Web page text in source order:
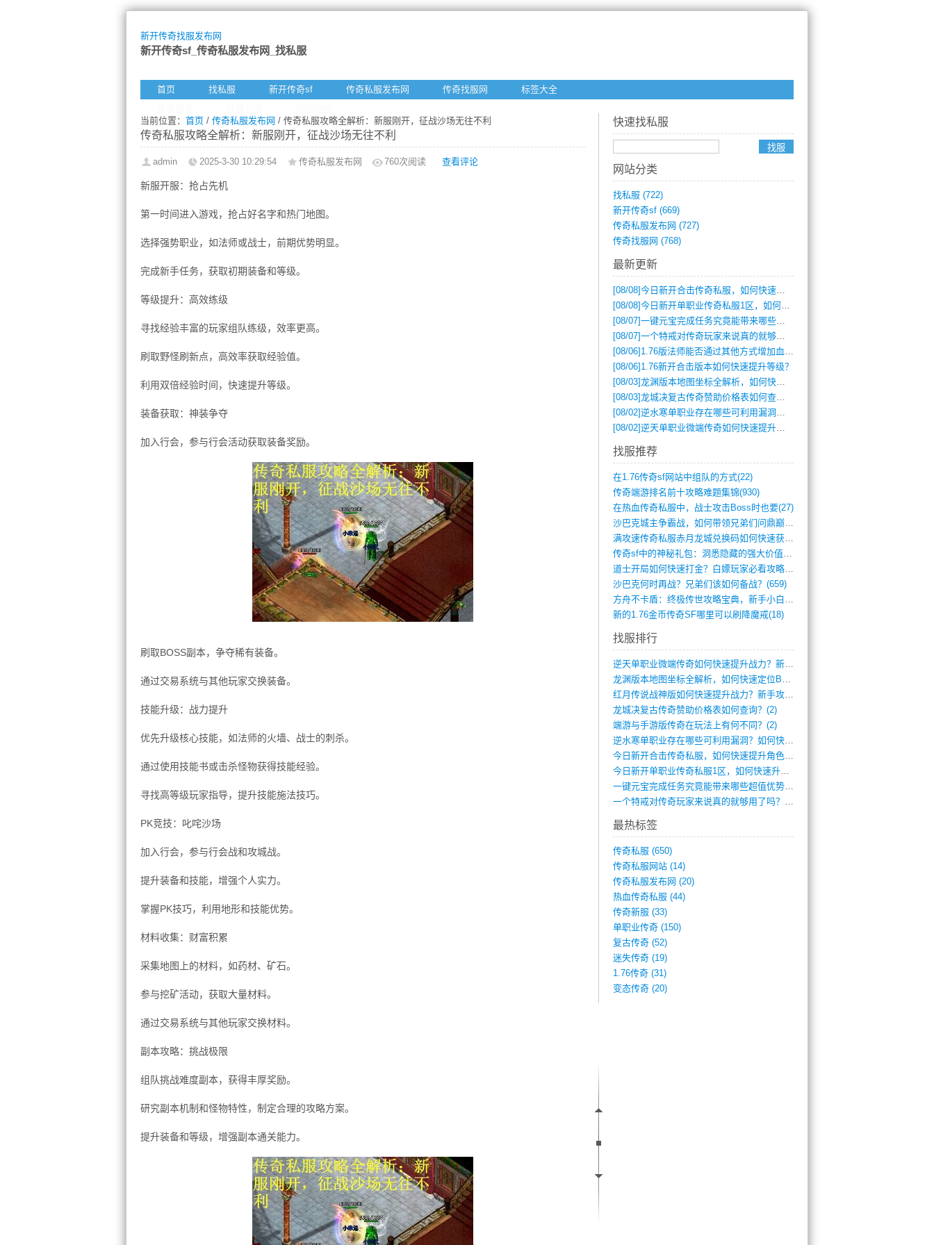
新开传奇找服发布网
新开传奇sf_传奇私服发布网_找私服
首页 找私服 新开传奇sf 传奇私服发布网 传奇找服网
标签大全
当前位置： 首页 / 传奇私服发布网 / 传奇私服攻略全解析：新服刚开，征战沙场无往不利
传奇私服攻略全解析：新服刚开，征战沙场无往不利
admin 2025-3-30 10:29:54 传奇私服发布网 760次阅读 查看评论
新服开服：抢占先机
第一时间进入游戏，抢占好名字和热门地图。
选择强势职业，如法师或战士，前期优势明显。
完成新手任务，获取初期装备和等级。
等级提升：高效练级
寻找经验丰富的玩家组队练级，效率更高。
刷取野怪刷新点，高效率获取经验值。
利用双倍经验时间，快速提升等级。
装备获取：神装争夺
加入行会，参与行会活动获取装备奖励。
刷取BOSS副本，争夺稀有装备。
通过交易系统与其他玩家交换装备。
技能升级：战力提升
优先升级核心技能，如法师的火墙、战士的刺杀。
通过使用技能书或击杀怪物获得技能经验。
寻找高等级玩家指导，提升技能施法技巧。
PK竞技：叱咤沙场
加入行会，参与行会战和攻城战。
提升装备和技能，增强个人实力。
掌握PK技巧，利用地形和技能优势。
材料收集：财富积累
采集地图上的材料，如药材、矿石。
参与挖矿活动，获取大量材料。
通过交易系统与其他玩家交换材料。
副本攻略：挑战极限
组队挑战难度副本，获得丰厚奖励。
研究副本机制和怪物特性，制定合理的攻略方案。
提升装备和等级，增强副本通关能力。
快速找私服
网站分类
找私服 (722)
新开传奇sf (669)
传奇私服发布网 (727)
传奇找服网 (768)
最新更新
[08/08]今日新开合击传奇私服，如何快速提升角色战力？
[08/08]今日新开单职业传奇私服1区，如何快速升级与获取顶级装备？
[08/07]一键元宝完成任务究竟能带来哪些超值优势？
[08/07]一个特戒对传奇玩家来说真的就够用了吗？
[08/06] 1.76版法师能否通过其他方式增加血量？
[08/06] 1.76新开合击版本如何快速提升等级？
[08/03]龙渊版本地图坐标全解析，如何快速定位BOSS位置？
[08/03]龙城决复古传奇赞助价格表如何查询？
[08/02]逆水寒单职业存在哪些可利用漏洞？如何快速提升战力？
[08/02]逆天单职业微端传奇如何快速提升战力？新手必看攻略
找服推荐
在1.76传奇sf网站中组队的方式(22)
传奇端游排名前十攻略难题集锦(930)
在热血传奇私服中，战士攻击Boss时也要(27)
沙巴克城主争霸战，如何带领兄弟们问鼎巅峰(565)
满攻速传奇私服赤月龙城兑换码如何快速获取(676)
传奇sf中的神秘礼包：洞悉隐藏的强大价值(427)
道士开局如何快速打金？白嫖玩家必看攻略(5)
沙巴克何时再战？兄弟们该如何备战？(659)
方舟不卡盾：终极传世攻略宝典，新手小白逆(495)
新的1.76金币传奇SF哪里可以刷降魔戒(18)
找服排行
逆天单职业微端传奇如何快速提升战力？新手(4)
龙渊版本地图坐标全解析，如何快速定位BO(3)
红月传说战神版如何快速提升战力？新手攻略(3)
龙城决复古传奇赞助价格表如何查询？(2)
端游与手游版传奇在玩法上有何不同？(2)
逆水寒单职业存在哪些可利用漏洞？如何快速(1)
今日新开合击传奇私服，如何快速提升角色战(0)
今日新开单职业传奇私服1区，如何快速升级(0)
一键元宝完成任务究竟能带来哪些超值优势？(0)
一个特戒对传奇玩家来说真的就够用了吗？(0)
最热标签
传奇私服 (650)
传奇私服网站 (14)
传奇私服发布网 (20)
热血传奇私服 (44)
传奇新服 (33)
单职业传奇 (150)
复古传奇 (52)
迷失传奇 (19)
1.76传奇 (31)
变态传奇 (20)